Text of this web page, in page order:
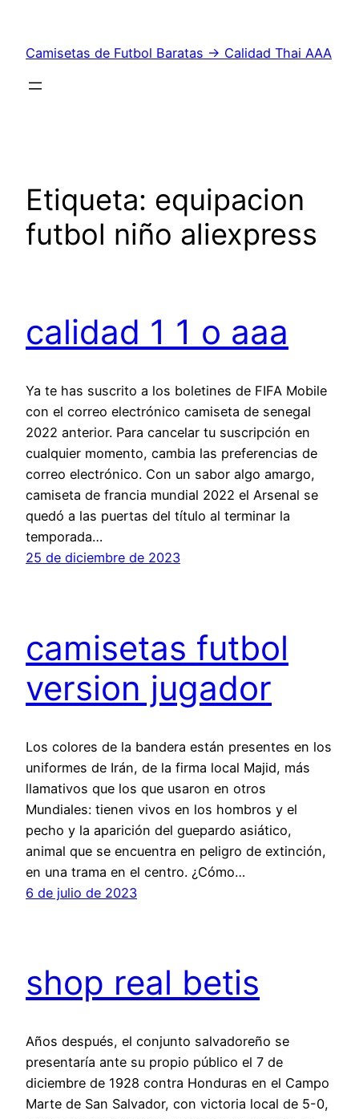
contenido
Camisetas de Futbol Baratas → Calidad Thai AAA
Etiqueta: equipacion
futbol niño aliexpress
calidad 1 1 o aaa
Ya te has suscrito a los boletines de FIFA Mobile
con el correo electrónico camiseta de senegal
2022 anterior. Para cancelar tu suscripción en
cualquier momento, cambia las preferencias de
correo electrónico. Con un sabor algo amargo,
camiseta de francia mundial 2022 el Arsenal se
quedó a las puertas del título al terminar la
temporada…
25 de diciembre de 2023
camisetas futbol
version jugador
Los colores de la bandera están presentes en los
uniformes de Irán, de la firma local Majid, más
llamativos que los que usaron en otros
Mundiales: tienen vivos en los hombros y el
pecho y la aparición del guepardo asiático,
animal que se encuentra en peligro de extinción,
en una trama en el centro. ¿Cómo…
6 de julio de 2023
shop real betis
Años después, el conjunto salvadoreño se
presentaría ante su propio público el 7 de
diciembre de 1928 contra Honduras en el Campo
Marte de San Salvador, con victoria local de 5-0,